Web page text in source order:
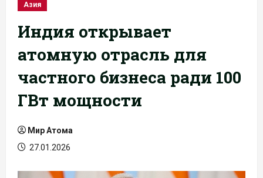
Азия
Индия открывает
атомную отрасль для
частного бизнеса ради 100
ГВт мощности
Мир Атома
27.01.2026